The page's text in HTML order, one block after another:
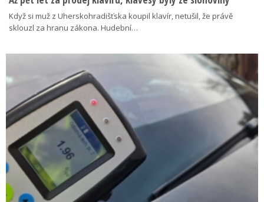
Když si muž z Uherskohradišťska koupil klavír, netušil, že právě
sklouzl za hranu zákona. Hudební…